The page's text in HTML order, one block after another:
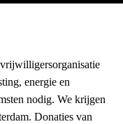
energie en
nodig. We krijgen
Donaties van